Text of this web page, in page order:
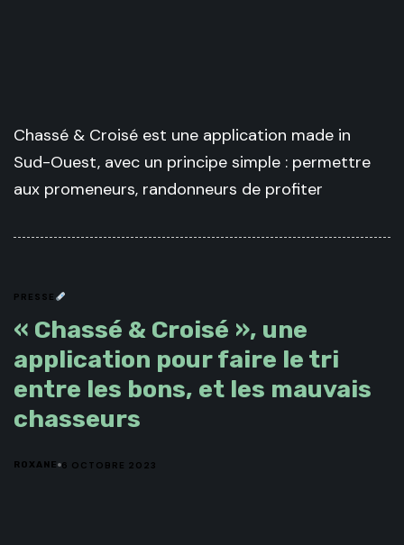
Chassé & Croisé est une application made in
Sud-Ouest, avec un principe simple : permettre
aux promeneurs, randonneurs de profiter
PRESSE
« Chassé & Croisé », une
application pour faire le tri
entre les bons, et les mauvais
chasseurs
ROXANE 6 OCTOBRE 2023